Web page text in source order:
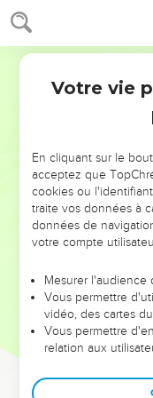
NE
ET SI LEURS
leur foi ou leur vision.
et les saisons
sont
Dans cette
clés pour avancer
Votre vie
En cliquant sur le
acceptez que
cookies ou
traite vos données à
données de
votre compte
Mesurer l'audience
Vous permettre
vidéo, des cartes
Vous permettre
relation aux